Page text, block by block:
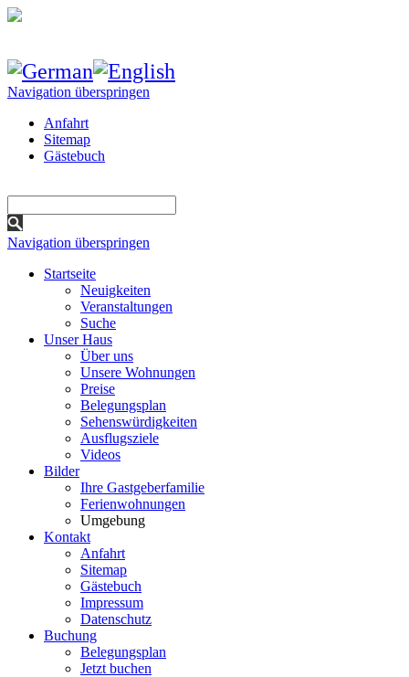
Navigation überspringen
Anfahrt
Sitemap
Gästebuch
Navigation überspringen
Startseite
Neuigkeiten
Veranstaltungen
Suche
Unser Haus
Über uns
Unsere Wohnungen
Preise
Belegungsplan
Sehenswürdigkeiten
Ausflugsziele
Videos
Bilder
Ihre Gastgeberfamilie
Ferienwohnungen
Umgebung
Kontakt
Anfahrt
Sitemap
Gästebuch
Impressum
Datenschutz
Buchung
Belegungsplan
Jetzt buchen